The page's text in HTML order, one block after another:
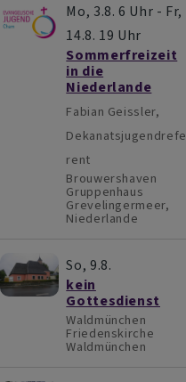
Mo, 3.8. 6 Uhr - Fr,
14.8. 19 Uhr
Sommerfreizeit
in die
Niederlande
Fabian Geissler,
Dekanatsjugendrefe
rent
Brouwershaven
Gruppenhaus
Grevelingermeer,
Niederlande
So, 9.8.
kein
Gottesdienst
Waldmünchen
Friedenskirche
Waldmünchen